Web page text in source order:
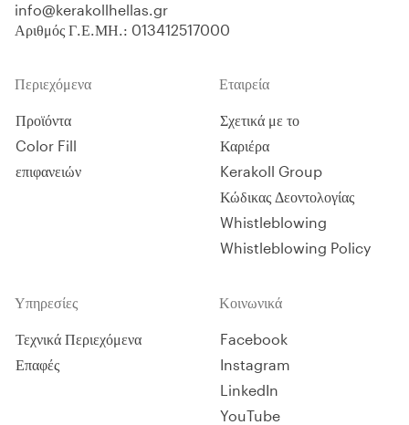
ηχομόνωση, σύμφωνα με το
πρότυπο EN 13162 και τις
Προϊόν άκαυστο, ανακυκλώσιμο
info@kerakollhellas.gr
Αριθμός Γ.Ε.ΜΗ.: 013412517000
Περιεχόμενα
Προϊόντα
Color Fill
επιφανειών
Εταιρεία
Σχετικά με το
Καριέρα
Kerakoll Group
Κώδικας Δεοντολογίας
Whistleblowing
Whistleblowing Policy
Υπηρεσίες
Τεχνικά Περιεχόμενα
Επαφές
Κοινωνικά
Facebook
Instagram
LinkedIn
YouTube